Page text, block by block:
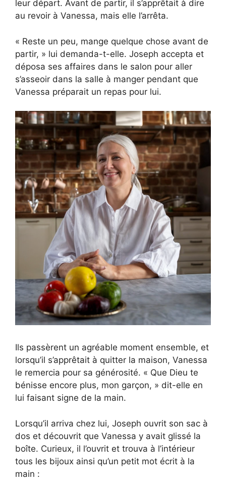
leur départ. Avant de partir, il s’apprêtait à dire
au revoir à Vanessa, mais elle l’arrêta.
« Reste un peu, mange quelque chose avant de
partir, » lui demanda-t-elle. Joseph accepta et
déposa ses affaires dans le salon pour aller
s’asseoir dans la salle à manger pendant que
Vanessa préparait un repas pour lui.
Ils passèrent un agréable moment ensemble, et
lorsqu’il s’apprêtait à quitter la maison, Vanessa
le remercia pour sa générosité. « Que Dieu te
bénisse encore plus, mon garçon, » dit-elle en
lui faisant signe de la main.
Lorsqu’il arriva chez lui, Joseph ouvrit son sac à
dos et découvrit que Vanessa y avait glissé la
boîte. Curieux, il l’ouvrit et trouva à l’intérieur
tous les bijoux ainsi qu’un petit mot écrit à la
main :